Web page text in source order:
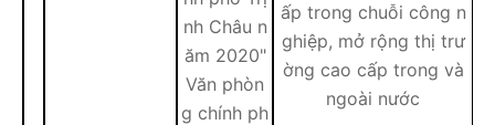
nh Châu n
ăm 2020"
Văn phòn
g chính ph
ấp trong chuỗi công n
ghiệp, mở rộng thị trư
ờng cao cấp trong và
ngoài nước